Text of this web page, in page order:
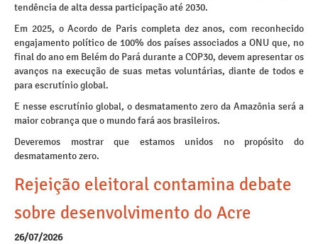
tendência de alta dessa participação até 2030.
Em 2025, o Acordo de Paris completa dez anos, com reconhecido
engajamento político de 100% dos países associados a ONU que, no
final do ano em Belém do Pará durante a COP30, devem apresentar os
avanços na execução de suas metas voluntárias, diante de todos e
para escrutínio global.
E nesse escrutínio global, o desmatamento zero da Amazônia será a
maior cobrança que o mundo fará aos brasileiros.
Deveremos mostrar que estamos unidos no propósito do
desmatamento zero.
Rejeição eleitoral contamina debate
sobre desenvolvimento do Acre
26/07/2026